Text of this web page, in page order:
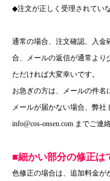
◆注文が正しく受理されてい
通常の場合、注文確認、入金
合、メールの返信が通常より
ただければ大変幸いです。
お急ぎの方は、メールの件名
メールが届かない場合、弊社
info@cos-onsen.com までご連
■細かい部分の修正は
色修正の場合は、追加料金が